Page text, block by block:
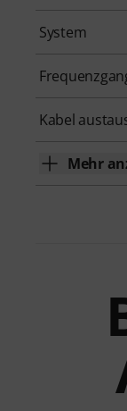
System
Kabel
Mehr